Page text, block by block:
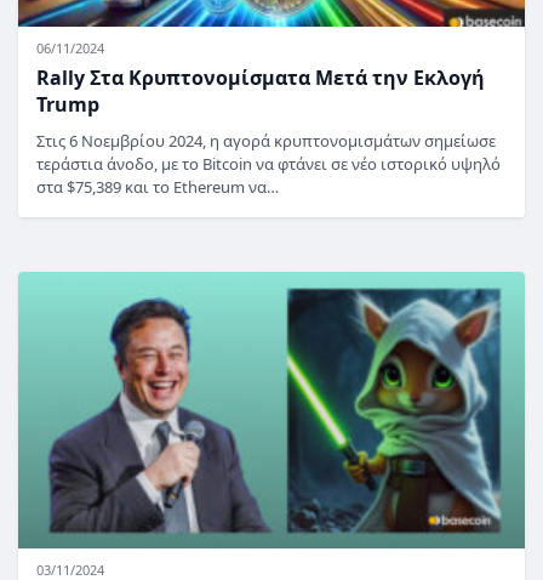
06/11/2024
Rally Στα Κρυπτονομίσματα Μετά την Εκλογή
Trump
Στις 6 Νοεμβρίου 2024, η αγορά κρυπτονομισμάτων σημείωσε
τεράστια άνοδο, με το Bitcoin να φτάνει σε νέο ιστορικό υψηλό
στα $75,389 και το Ethereum να…
03/11/2024